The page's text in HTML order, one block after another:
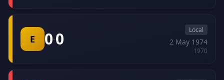
E 0-0 Local
2 May 1974
1970